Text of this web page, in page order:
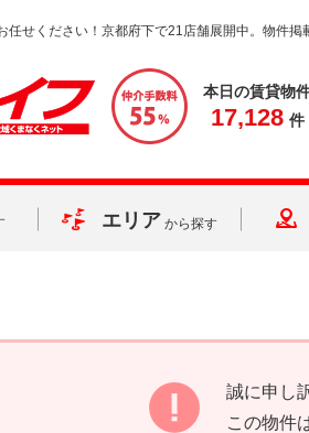
任せください！京都府下で21店舗展開中。物件掲
本日の賃貸物
17,128 件
エリア から探す
誠に申し
この物件